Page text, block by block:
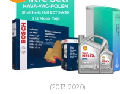
(2013-2020)